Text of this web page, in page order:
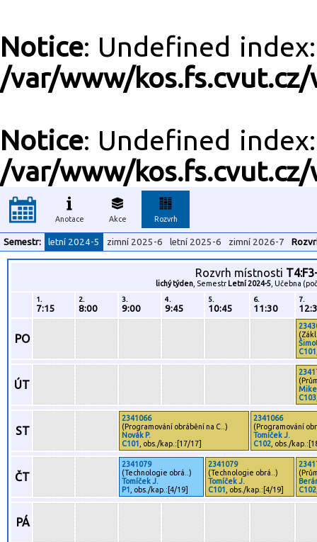
Notice: Undefined index:
/var/www/
Notice: Undefined index:
/var/www/
Anotace Akce Rozvrh
Semestr: letní 2024-5 zimní 2025-6 letní 2025-6 zimní 2026-7
Rozvrh místnosti
lichý týden, Semestr Letní 2024-5, Učebna
1.
7:15
2.
8:00
3.
9:00
4.
9:45
5.
10:45
6.
11:30
7.
PO
(
C101
ÚT
(
C103
ST
2341066
(Programování obrábění na C.. )
Novák P.
C101 , obs./kap.:[17/17]
2341066
(Programování
Tomíček J.
C102 , obs./
ČT
2341079
(Technologie obrá.. )
Tomíček J.
P1 , obs./kap.:[4/19]
2341079
(Technologie obrá.. )
Tomíček J.
C101 , obs./kap.:[4/19]
(
C102
PÁ